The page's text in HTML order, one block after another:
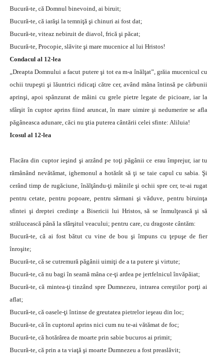
Bucură-te, că Domnul binevoind, ai biruit;
Bucură-te, că iarăşi la temniţă şi chinuri ai fost dat;
Bucură-te, viteaz nebiruit de diavol, frică şi păcat;
Bucură-te, Procopie, slăvite şi mare mucenice al lui Hristos!
Condacul al 12-lea
„Dreapta Domnului a facut putere şi tot ea m-a înălţat”, grăia mucenicul cu
ochii trupeşti şi lăuntrici ridicaţi către cer, având mâna întinsă pe cărbunii
aprinşi, apoi spânzurat de mâini cu grele pietre legate de picioare, iar la
sfârşit în cuptor aprins fiind aruncat, în mare uimire şi nedumerire se afla
păgâneasca adunare, căci nu ştia puterea cântării celei sfinte: Aliluia!
Icosul al 12-lea
Flacăra din cuptor ieşind şi arzând pe toţi păgânii ce erau împrejur, iar tu
rămânând nevătămat, ighemonul a hotărât să ţi se taie capul cu sabia. Şi
cerând timp de rugăciune, înălţându-ţi mâinile şi ochii spre cer, te-ai rugat
pentru cetate, pentru popoare, pentru sărmani şi văduve, pentru biruinţa
sfintei şi dreptei credinţe a Bisericii lui Hristos, să se înmulţească şi să
strălucească până la sfârşitul veacului; pentru care, cu dragoste cântăm:
Bucură-te, că ai fost bătut cu vine de bou şi împuns cu ţepuşe de fier
înroşite;
Bucură-te, că se cutremură păgânii uimiţi de a ta putere şi virtute;
Bucură-te, că nu bagi în seamă mâna ce-ţi ardea pe jertfelnicul învăpăiat;
Bucură-te, că mintea-ţi tinzând spre Dumnezeu, intrarea cereştilor porţi ai
aflat;
Bucură-te, că oasele-ţi întinse de greutatea pietrelor ieşeau din loc;
Bucură-te, că în cuptorul aprins nici cum nu te-ai vătămat de foc;
Bucură-te, că hotărârea de moarte prin sabie bucuros ai primit;
Bucură-te, că prin a ta viaţă şi moarte Dumnezeu a fost preaslăvit;